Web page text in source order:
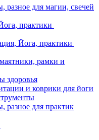
разное для магии, свечей
практики
Йога, практики
рамки и
здоровья
и коврики для йоги
разное для практик